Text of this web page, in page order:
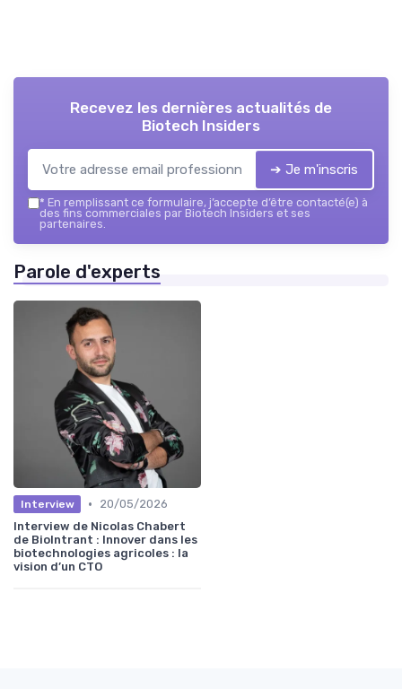
Recevez les dernières actualités de
Biotech Insiders
➔ Je m'inscris
* En remplissant ce formulaire, j’accepte d’être contacté(e) à
des fins commerciales par Biotech Insiders et ses
partenaires.
Parole d'experts
Interview •
20/05/2026
Interview de Nicolas Chabert
de BioIntrant : Innover dans les
biotechnologies agricoles : la
vision d’un CTO